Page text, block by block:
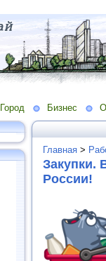
Город Бизнес
Главная >
Закупки.
России!